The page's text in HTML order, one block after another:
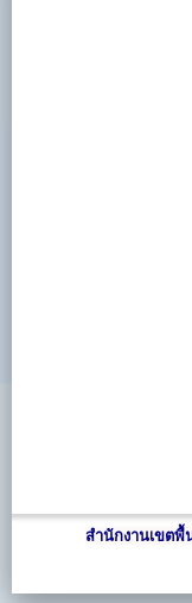
สำนักงานเขตพื้